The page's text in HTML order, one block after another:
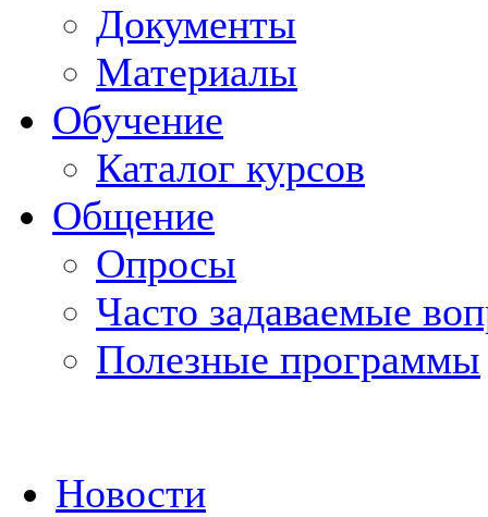
Документы
Материалы
Обучение
Каталог курсов
Общение
Опросы
Часто задаваемые
Полезные программы
Новости